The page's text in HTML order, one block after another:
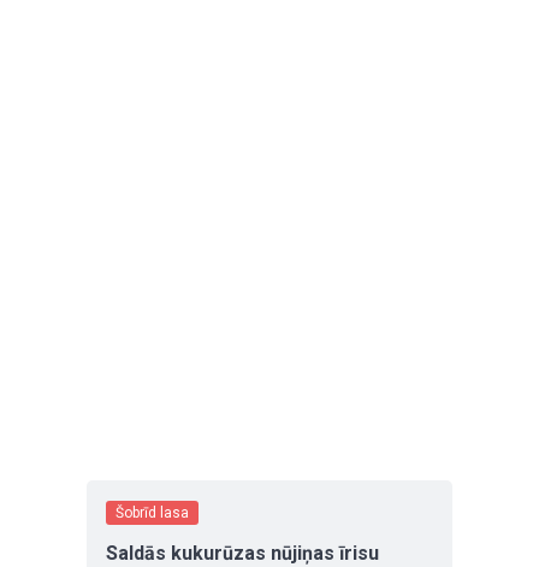
Šobrīd lasa
Saldās kukurūzas nūjiņas īrisu